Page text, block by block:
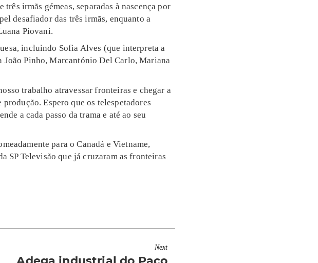
irmãs gémeas, separadas à nascença por
desafiador das três irmãs, enquanto a
Piovani.
incluindo Sofia Alves (que interpreta a
João Pinho, Marcantónio Del Carlo, Mariana
trabalho atravessar fronteiras e chegar a
Espero que os telespetadores
a cada passo da trama e até ao seu
para o Canadá e Vietname,
SP Televisão que já cruzaram as fronteiras
Next
Next